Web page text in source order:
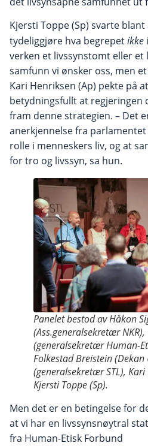
Kjersti Toppe (Sp) svarte
tydeliggjøre hva begrepetikke
verken et livssynstomt eller
samfunn vi ønsker oss, men
Kari Henriksen (Ap) pekte på
betydningsfullt at regjeringen
fram denne strategien. – Det
anerkjennelse fra
rolle i menneskers liv, og at
for tro og livssyn, sa hun.
Panelet bestod av Håkon
(Ass.generalsekretær NKR),
(generalsekretær Human-
Folkestad Breistein
(generalsekretær STL),
Kjersti Toppe (Sp).
Men det er en betingelse for
at vi har en livssynsnøytral
fra Human-Etisk Forbund